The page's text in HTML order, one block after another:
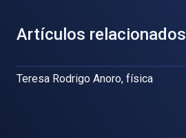
Artículos relacionados
Teresa Rodrigo Anoro, física